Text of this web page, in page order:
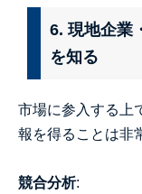
6. 現地企業
を知る
市場に参入する上
報を得ることは非
競合分析: